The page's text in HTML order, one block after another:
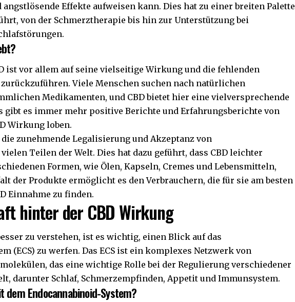
Effekte aufweisen kann. Dies hat zu einer breiten Palette
von der Schmerztherapie bis hin zur Unterstützung bei
ist vor allem auf seine vielseitige Wirkung und die fehlenden
Viele Menschen suchen nach natürlichen
Medikamenten, und CBD bietet hier eine vielversprechende
gibt es immer mehr positive Berichte und Erfahrungsberichte von
Wirkung loben.
zunehmende Legalisierung und Akzeptanz von
Teilen der Welt. Dies hat dazu geführt, dass CBD leichter
Formen, wie Ölen, Kapseln, Cremes und Lebensmitteln,
der Produkte ermöglicht es den Verbrauchern, die für sie am besten
Einnahme zu finden.
hinter der CBD Wirkung
zu verstehen, ist es wichtig, einen Blick auf das
(ECS) zu werfen. Das ECS ist ein komplexes Netzwerk von
das eine wichtige Rolle bei der Regulierung verschiedener
darunter Schlaf, Schmerzempfinden, Appetit und Immunsystem.
dem Endocannabinoid-System?